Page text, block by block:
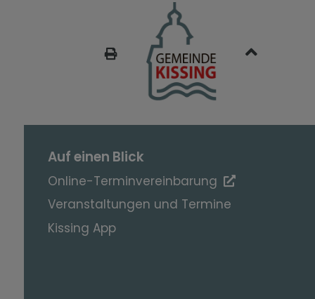
Auf einen Blick
Online-Terminvereinbarung
Veranstaltungen und Termine
Kissing App